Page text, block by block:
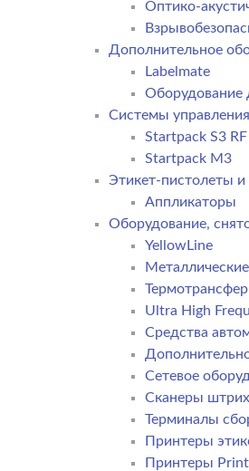
Оптико-
Дополнительное
Labelmate
Оборудование
Системы
Startpack S3 RF
Startpack M3
Этикет-пистолеты
Аппликаторы
Оборудование,
YellowLine
Ultra High
Средства
Сетевое
Сканеры
Терминалы
Принтеры
Принтеры